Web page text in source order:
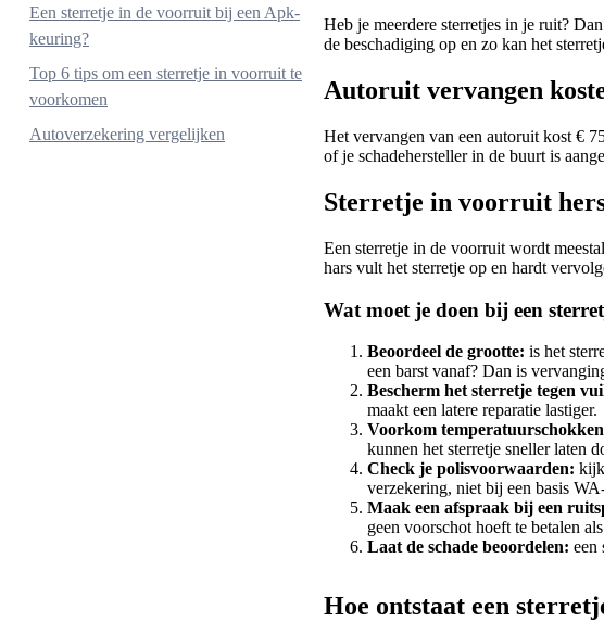
Wanneer moet je je voorruit vervangen?
Een sterretje in de voorruit bij een Apk-
keuring?
Top 6 tips om een sterretje in voorruit te
voorkomen
Autoverzekering vergelijken
Heb je meerdere sterretjes in je ruit?
de beschadiging op en zo kan het
Autoruit vervangen
Het vervangen van een autoruit kost €
of je schadehersteller in de buurt is
Sterretje in voorruit
Een sterretje in de voorruit wordt
hars vult het sterretje op en hardt
Wat moet je doen bij een
Beoordeel de grootte: is het
een barst vanaf? Dan is
Bescherm het sterretje tegen
maakt een latere reparatie lastiger.
Voorkom
kunnen het sterretje sneller laten
Check je polisvoorwaarden:
verzekering, niet bij een basis
Maak een afspraak bij een
geen voorschot hoeft te betalen
Laat de schade beoordelen: een
Hoe ontstaat een